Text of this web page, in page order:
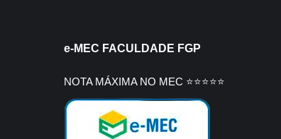
e-MEC FACULDADE FGP
NOTA MÁXIMA NO MEC ⭐⭐⭐⭐⭐